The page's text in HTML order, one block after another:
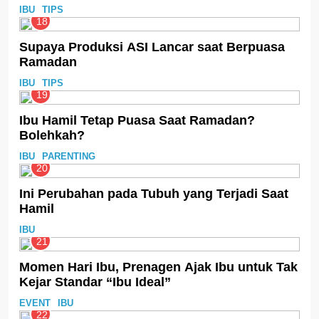
IBU TIPS
18
Supaya Produksi ASI Lancar saat Berpuasa
Ramadan
IBU TIPS
19
Ibu Hamil Tetap Puasa Saat Ramadan?
Bolehkah?
IBU PARENTING
20
Ini Perubahan pada Tubuh yang Terjadi Saat
Hamil
IBU
21
Momen Hari Ibu, Prenagen Ajak Ibu untuk Tak
Kejar Standar “Ibu Ideal”
EVENT IBU
22